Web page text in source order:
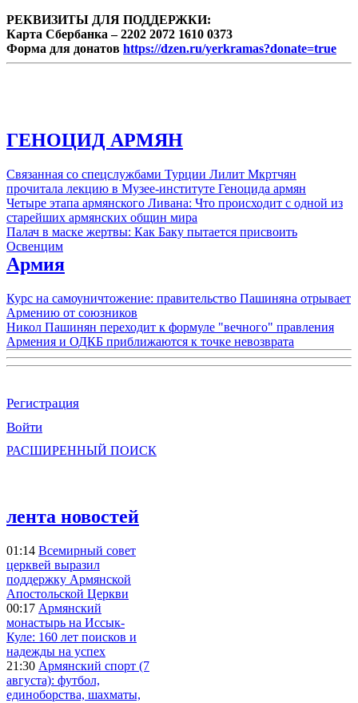
РЕКВИЗИТЫ ДЛЯ ПОДДЕРЖКИ:
Карта Сбербанка – 2202 2072 1610 0373
Форма для донатов https://dzen.ru/yerkramas?donate=true
ГЕНОЦИД АРМЯН
Связанная со спецслужбами Турции Лилит Мкртчян
прочитала лекцию в Музее-институте Геноцида армян
Четыре этапа армянского Ливана: Что происходит с одной из
старейших армянских общин мира
Палач в маске жертвы: Как Баку пытается присвоить
Освенцим
Армия
Курс на самоуничтожение: правительство Пашиняна отрывает
Армению от союзников
Никол Пашинян переходит к формуле "вечного" правления
Армения и ОДКБ приближаются к точке невозврата
Регистрация
Войти
РАСШИРЕННЫЙ ПОИСК
лента новостей
01:14 Всемирный совет
церквей выразил
поддержку Армянской
Апостольской Церкви
00:17 Армянский
монастырь на Иссык-
Куле: 160 лет поисков и
надежды на успех
21:30 Армянский спорт (7
августа): футбол,
единоборства, шахматы,